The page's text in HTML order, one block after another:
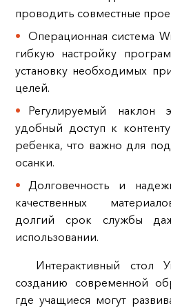
проводить совместные
Операционная система
гибкую настройку
установку необходимых
целей.
Регулируемый наклон
удобный доступ к
ребенка, что важно для
осанки.
Долговечность и
качественных
долгий срок службы
использовании.
Интерактивный стол
созданию современной
где учащиеся могут